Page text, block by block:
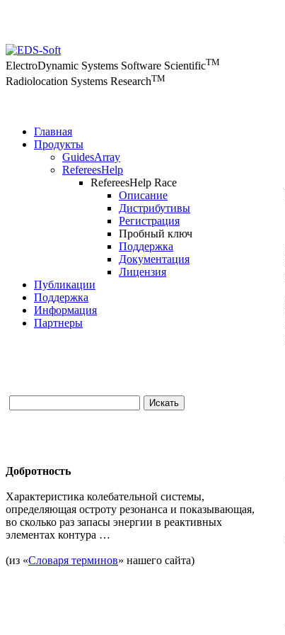
ElectroDynamic Systems Software ScientificTM
Radiolocation Systems ResearchTM
Главная
Продукты
GuidesArray
RefereesHelp
RefereesHelp Race
Описание
Дистрибутивы
Регистрация
Пробный ключ
Поддержка
Документация
Лицензия
Публикации
Поддержка
Информация
Партнеры
Добротность
Характеристика колебательной системы,
определяющая остроту резонанса и показывающая,
во сколько раз запасы энергии в реактивных
элементах контура …
(из «Словаря терминов» нашего сайта)